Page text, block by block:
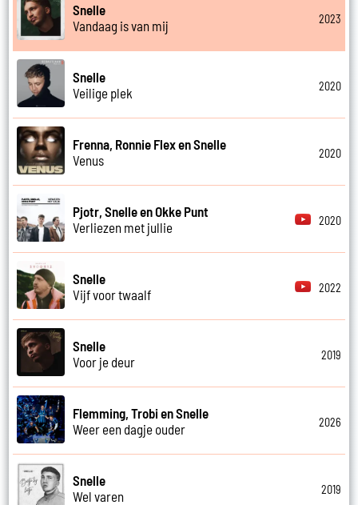
Snelle
Vandaag is van mij
2023
Snelle
Veilige plek
2020
Frenna, Ronnie Flex en Snelle
Venus
2020
Pjotr, Snelle en Okke Punt
Verliezen met jullie
2020
Snelle
Vijf voor twaalf
2022
Snelle
Voor je deur
2019
Flemming, Trobi en Snelle
Weer een dagje ouder
2026
Snelle
Wel varen
2019